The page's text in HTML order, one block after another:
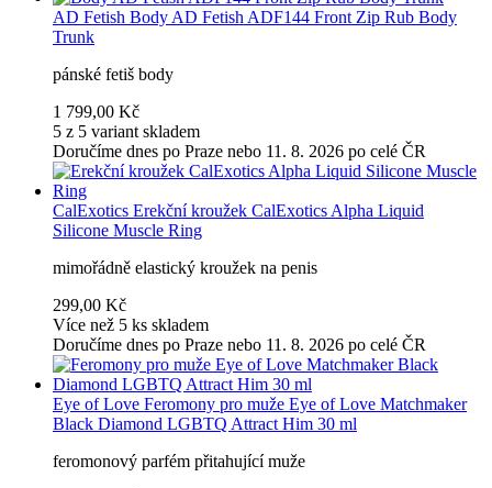
AD Fetish Body AD Fetish ADF144 Front Zip Rub Body
Trunk
pánské fetiš body
1 799,00 Kč
5 z 5 variant skladem
Doručíme dnes po Praze nebo 11. 8. 2026 po celé ČR
CalExotics Erekční kroužek CalExotics Alpha Liquid
Silicone Muscle Ring
mimořádně elastický kroužek na penis
299,00 Kč
Více než 5 ks skladem
Doručíme dnes po Praze nebo 11. 8. 2026 po celé ČR
Eye of Love Feromony pro muže Eye of Love Matchmaker
Black Diamond LGBTQ Attract Him 30 ml
feromonový parfém přitahující muže